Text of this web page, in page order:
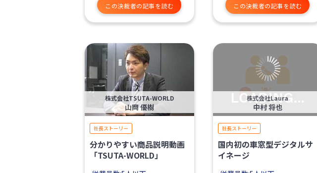
この決裁者の記事を読む この決裁者の記事を読む
株式会社TSUTA-WORLD
山岡 優樹
社長ストーリー
分かりやすい商品説明動画
「TSUTA-WORLD」
株式会社Laura
中村 将也
社長ストーリー
国内初の車窓型デジタルサ
イネージ